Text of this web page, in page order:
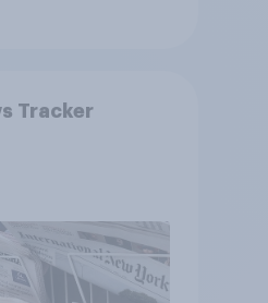
Tracker